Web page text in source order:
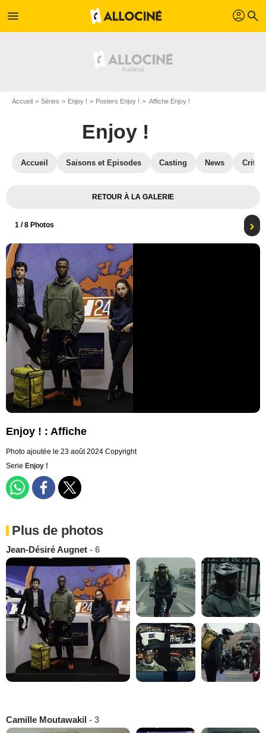
menu profil search
Accueil Séries Enjoy ! Posters Enjoy ! Affiche Enjoy !
Enjoy !
Accueil Saisons et Episodes Casting News
RETOUR À LA GALERIE
1 / 8 Photos
Enjoy ! : Affiche
Photo ajoutée le 23 août 2024 Copyright
Serie Enjoy !
Plus de photos
Jean-Désiré Augnet - 6
Camille Moutawakil - 3